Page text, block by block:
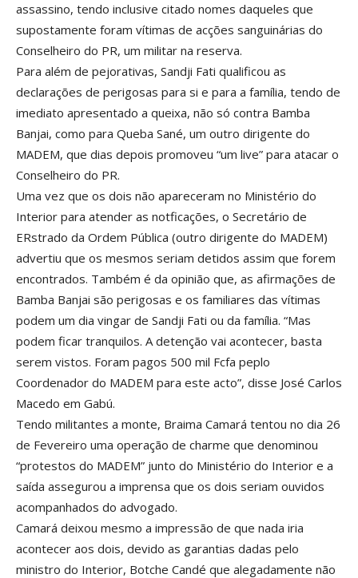
assassino, tendo inclusive citado nomes daqueles que
supostamente foram vítimas de acções sanguinárias do
Conselheiro do PR, um militar na reserva.
Para além de pejorativas, Sandji Fati qualificou as
declarações de perigosas para si e para a família, tendo de
imediato apresentado a queixa, não só contra Bamba
Banjai, como para Queba Sané, um outro dirigente do
MADEM, que dias depois promoveu “um live” para atacar o
Conselheiro do PR.
Uma vez que os dois não apareceram no Ministério do
Interior para atender as notficações, o Secretário de
ERstrado da Ordem Pública (outro dirigente do MADEM)
advertiu que os mesmos seriam detidos assim que forem
encontrados. Também é da opinião que, as afirmações de
Bamba Banjai são perigosas e os familiares das vítimas
podem um dia vingar de Sandji Fati ou da família. “Mas
podem ficar tranquilos. A detenção vai acontecer, basta
serem vistos. Foram pagos 500 mil Fcfa peplo
Coordenador do MADEM para este acto”, disse José Carlos
Macedo em Gabú.
Tendo militantes a monte, Braima Camará tentou no dia 26
de Fevereiro uma operação de charme que denominou
“protestos do MADEM” junto do Ministério do Interior e a
saída assegurou a imprensa que os dois seriam ouvidos
acompanhados do advogado.
Camará deixou mesmo a impressão de que nada iria
acontecer aos dois, devido as garantias dadas pelo
ministro do Interior, Botche Candé que alegadamente não